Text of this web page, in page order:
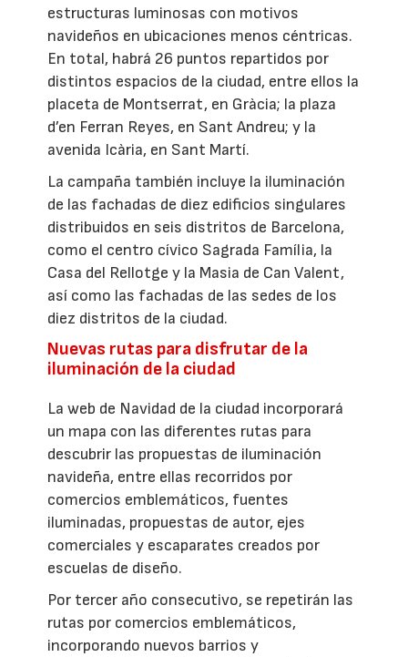
estructuras luminosas con motivos
navideños en ubicaciones menos céntricas.
En total, habrá 26 puntos repartidos por
distintos espacios de la ciudad, entre ellos la
placeta de Montserrat, en Gràcia; la plaza
d’en Ferran Reyes, en Sant Andreu; y la
avenida Icària, en Sant Martí.
La campaña también incluye la iluminación
de las fachadas de diez edificios singulares
distribuidos en seis distritos de Barcelona,
como el centro cívico Sagrada Família, la
Casa del Rellotge y la Masia de Can Valent,
así como las fachadas de las sedes de los
diez distritos de la ciudad.
Nuevas rutas para disfrutar de la
iluminación de la ciudad
La web de Navidad de la ciudad incorporará
un mapa con las diferentes rutas para
descubrir las propuestas de iluminación
navideña, entre ellas recorridos por
comercios emblemáticos, fuentes
iluminadas, propuestas de autor, ejes
comerciales y escaparates creados por
escuelas de diseño.
Por tercer año consecutivo, se repetirán las
rutas por comercios emblemáticos,
incorporando nuevos barrios y